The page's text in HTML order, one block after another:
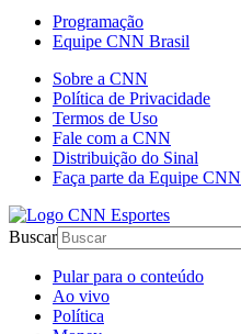
Programação
Equipe CNN Brasil
Sobre a CNN
Política de Privacidade
Termos de Uso
Fale com a CNN
Distribuição do Sinal
Faça parte da Equipe CNN
Buscar
Pular para o conteúdo
Ao vivo
Política